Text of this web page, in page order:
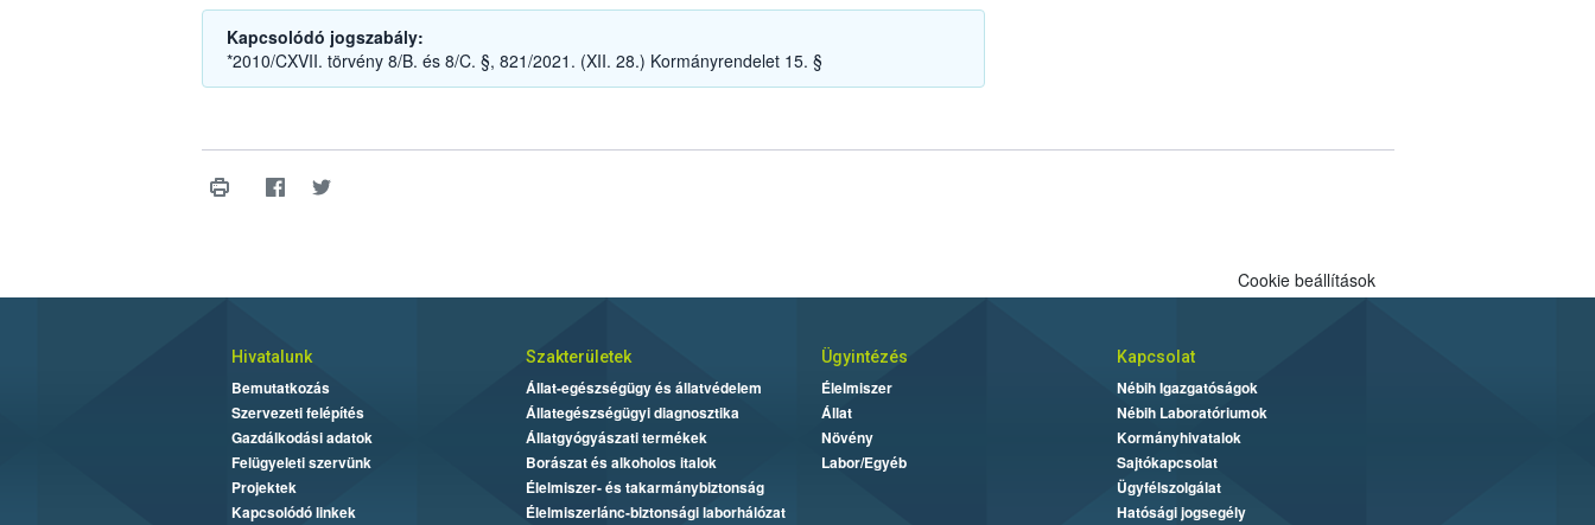
Kapcsolódó jogszabály:
*2010/CXVII. törvény 8/B. és 8/C. §, 821/2021. (XII. 28.) Kormányrendelet 15. §
Cookie beállítások
Hivatalunk
Bemutatkozás
Szervezeti felépítés
Gazdálkodási adatok
Felügyeleti szervünk
Projektek
Kapcsolódó linkek
Szakterületek
Állat-egészségügy és állatvédelem
Állategészségügyi diagnosztika
Állatgyógyászati termékek
Borászat és alkoholos italok
Élelmiszer- és takarmánybiztonság
Élelmiszerlánc-biztonsági laborhálózat
Ügyintézés
Élelmiszer
Állat
Növény
Labor/Egyéb
Kapcsolat
Nébih Igazgatóságok
Nébih Laboratóriumok
Kormányhivatalok
Sajtókapcsolat
Ügyfélszolgálat
Hatósági jogsegély